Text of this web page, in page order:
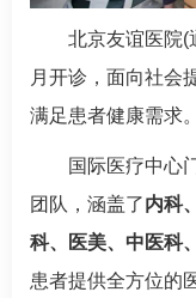
北京友谊医院(
月开诊，面向社会
满足患者健康需求。
国际医疗中心
团队，涵盖了内科
科、医美、 中医科
患者提供全方位的